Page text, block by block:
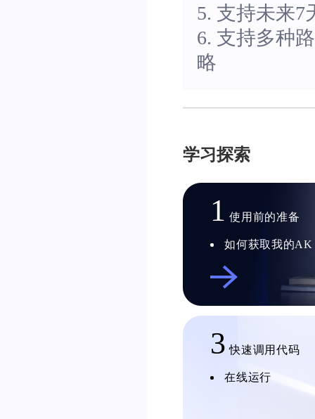
5. 支持未来7
6. 支持多种
略
学习探索
1 使用前的准备
如何获取我的AK
3 快速调用代码
在线运行